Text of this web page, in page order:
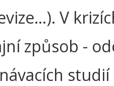
V
způsob -